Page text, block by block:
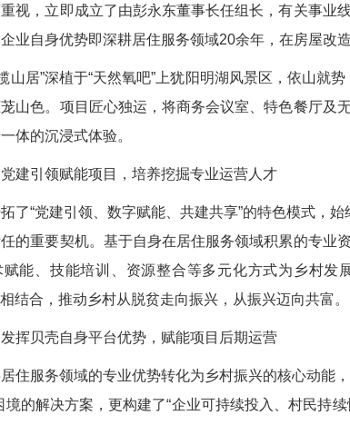
视，立即成立了由彭永东董事长任组长，有关事业
业自身优势即深耕居住服务领域20余年，在房屋改
居”深植于“天然氧吧”上犹阳明湖风景区，依山就
山色。项目匠心独运，将商务会议室、特色餐厅及
体的沉浸式体验。
引领赋能项目，培养挖掘专业运营人才
“党建引领、数字赋能、共建共享”的特色模式，始
的重要契机。基于自身在居住服务领域积累的专
能、技能培训、资源整合等多元化方式为乡村发
相结合，推动乡村从脱贫走向振兴，从振兴迈向共富。
贝壳自身平台优势，赋能项目后期运营
服务领域的专业优势转化为乡村振兴的核心动能，
境的解决方案，更构建了“企业可持续投入、村民持